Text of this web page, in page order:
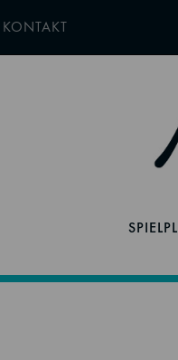
KONTAKT